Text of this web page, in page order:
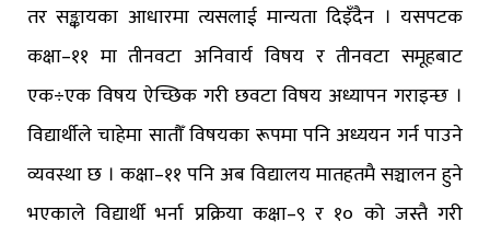
तर सङ्कायका आधारमा त्यसलाई मान्यता दिइँदैन । यसपटक
कक्षा–११ मा तीनवटा अनिवार्य विषय र तीनवटा समूहबाट
एक÷एक विषय ऐच्छिक गरी छवटा विषय अध्यापन गराइन्छ ।
विद्यार्थीले चाहेमा सातौँ विषयका रूपमा पनि अध्ययन गर्न पाउने
व्यवस्था छ । कक्षा–११ पनि अब विद्यालय मातहतमै सञ्चालन हुने
भएकाले विद्यार्थी भर्ना प्रक्रिया कक्षा–९ र १० को जस्तै गरी